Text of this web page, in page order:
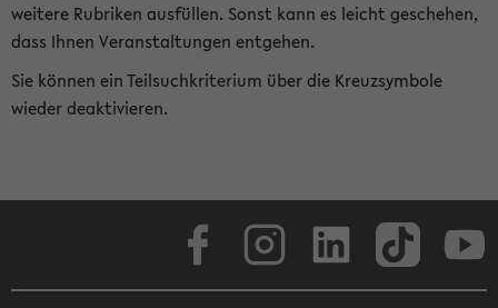
weitere Rubriken ausfüllen. Sonst kann es leicht geschehen,
dass Ihnen Veranstaltungen entgehen.
Sie können ein Teilsuchkriterium über die Kreuzsymbole
wieder deaktivieren.